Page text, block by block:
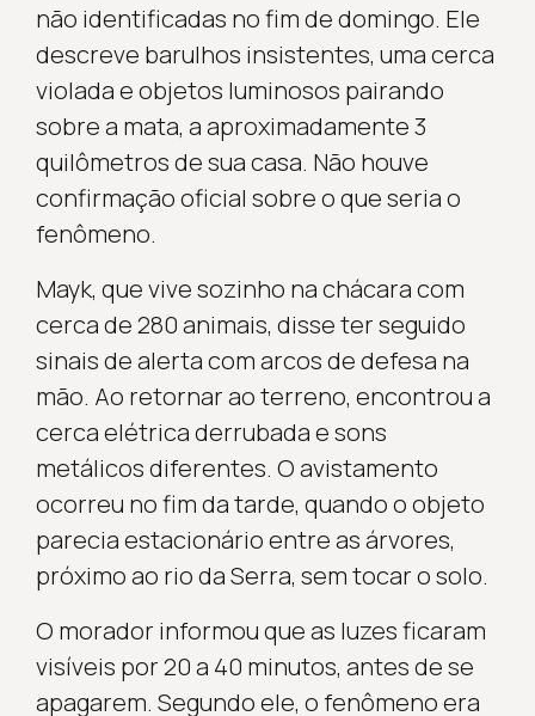
não identificadas no fim de domingo. Ele
descreve barulhos insistentes, uma cerca
violada e objetos luminosos pairando
sobre a mata, a aproximadamente 3
quilômetros de sua casa. Não houve
confirmação oficial sobre o que seria o
fenômeno.
Mayk, que vive sozinho na chácara com
cerca de 280 animais, disse ter seguido
sinais de alerta com arcos de defesa na
mão. Ao retornar ao terreno, encontrou a
cerca elétrica derrubada e sons
metálicos diferentes. O avistamento
ocorreu no fim da tarde, quando o objeto
parecia estacionário entre as árvores,
próximo ao rio da Serra, sem tocar o solo.
O morador informou que as luzes ficaram
visíveis por 20 a 40 minutos, antes de se
apagarem. Segundo ele, o fenômeno era